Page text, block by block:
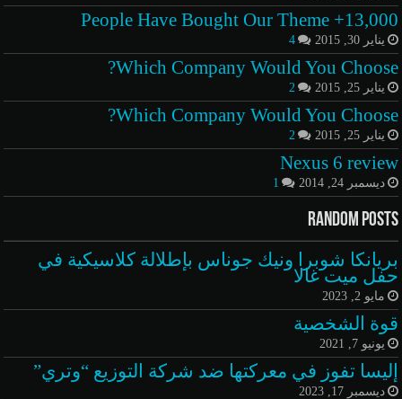
13,000+ People Have Bought Our Theme
يناير 30, 2015 4
Which Company Would You Choose?
يناير 25, 2015 2
Which Company Would You Choose?
يناير 25, 2015 2
Nexus 6 review
ديسمبر 24, 2014 1
Random Posts
بريانكا شوبرا ونيك جوناس بإطلالة كلاسيكية في
حفل ميت غالا
مايو 2, 2023
قوة الشخصية
يونيو 7, 2021
إليسا تفوز في معركتها ضد شركة التوزيع “وتري”
ديسمبر 17, 2023